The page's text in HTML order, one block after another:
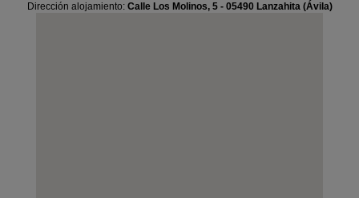
Dirección alojamiento: Calle Los Molinos, 5 - 05490 Lanzahita (Ávila)